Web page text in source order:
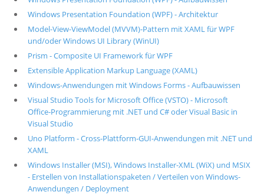
Windows Presentation Foundation (WPF) - Architektur
Model-View-ViewModel (MVVM)-Pattern mit XAML für WPF
und/oder Windows UI Library (WinUI)
Prism - Composite UI Framework für WPF
Extensible Application Markup Language (XAML)
Windows-Anwendungen mit Windows Forms - Aufbauwissen
Visual Studio Tools for Microsoft Office (VSTO) - Microsoft
Office-Programmierung mit .NET und C# oder Visual Basic in
Visual Studio
Uno Platform - Cross-Plattform-GUI-Anwendungen mit .NET und
XAML
Windows Installer (MSI), Windows Installer-XML (WiX) und MSIX
- Erstellen von Installationspaketen / Verteilen von Windows-
Anwendungen / Deployment